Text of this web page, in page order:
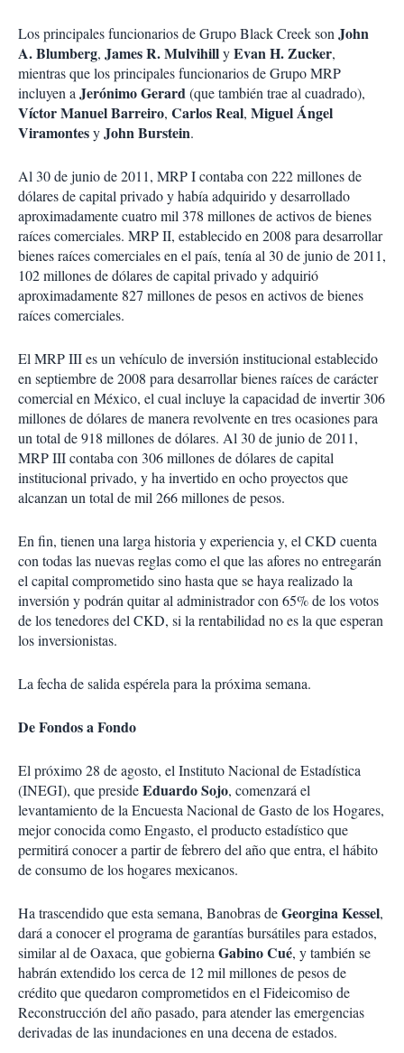
Los principales funcionarios de Grupo Black Creek son John
A. Blumberg, James R.MulvihillyEvan H. Zucker,
mientras que los principales funcionarios de Grupo MRP
incluyen a Jerónimo Gerard(que también trae al cuadrado),
Víctor Manuel Barreiro, Carlos Real, Miguel Ángel
ViramontesyJohn Burstein.
Al 30 de junio de 2011, MRP I contaba con 222 millones de
dólares de capital privado y había adquirido y desarrollado
aproximadamente cuatro mil 378 millones de activos de bienes
raíces comerciales. MRP II, establecido en 2008 para desarrollar
bienes raíces comerciales en el país, tenía al 30 de junio de 2011,
102 millones de dólares de capital privado y adquirió
aproximadamente 827 millones de pesos en activos de bienes
raíces comerciales.
El MRP III es un vehículo de inversión institucional establecido
en septiembre de 2008 para desarrollar bienes raíces de carácter
comercial en México, el cual incluye la capacidad de invertir 306
millones de dólares de manera revolvente en tres ocasiones para
un total de 918 millones de dólares. Al 30 de junio de 2011,
MRP III contaba con 306 millones de dólares de capital
institucional privado, y ha invertido en ocho proyectos que
alcanzan un total de mil 266 millones de pesos.
En fin, tienen una larga historia y experiencia y, el CKD cuenta
con todas las nuevas reglas como el que las afores no entregarán
el capital comprometido sino hasta que se haya realizado la
inversión y podrán quitar al administrador con 65% de los votos
de los tenedores del CKD, si la rentabilidad no es la que esperan
los inversionistas.
La fecha de salida espérela para la próxima semana.
De Fondos a Fondo
El próximo 28 de agosto, el Instituto Nacional de Estadística
(INEGI), que presideEduardo Sojo, comenzará el
levantamiento de la Encuesta Nacional de Gasto de los Hogares,
mejor conocida como Engasto, el producto estadístico que
permitirá conocer a partir de febrero del año que entra, el hábito
de consumo de los hogares mexicanos.
Ha trascendido que esta semana, Banobras deGeorgina Kessel,
dará a conocer el programa de garantías bursátiles para estados,
similar al de Oaxaca, que gobierna Gabino Cué, y también se
habrán extendido los cerca de 12 mil millones de pesos de
crédito que quedaron comprometidos en el Fideicomiso de
Reconstrucción del año pasado, para atender las emergencias
derivadas de las inundaciones en una decena de estados.